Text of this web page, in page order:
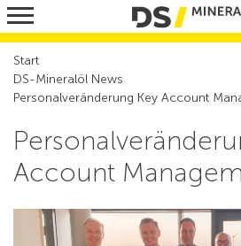
Heizöl
Diesel
AdBlue
RedXL
Start
DS-Mineralöl News
Personalveränderung Key Account
Account